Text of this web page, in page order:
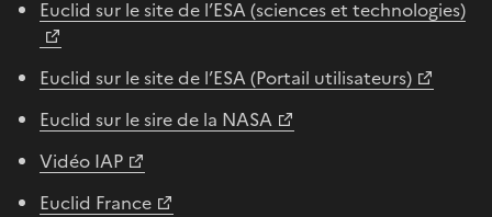
Euclid sur le site de l’ESA (sciences et technologies)
Euclid sur le site de l’ESA (Portail utilisateurs)
Euclid sur le sire de la NASA
Vidéo IAP
Euclid France